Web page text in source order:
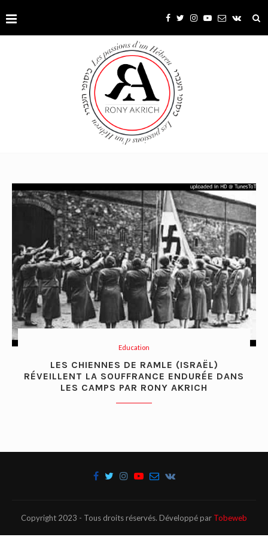
Education
LES CHIENNES DE RAMLE (ISRAËL)
RÉVEILLENT LA SOUFFRANCE ENDURÉE DANS
LES CAMPS PAR RONY AKRICH
Copyright 2023 - Tous droits réservés. Développé par Tobeweb